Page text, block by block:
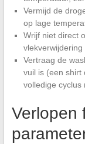
Vermijd de
op lage
Wrijf niet direct
vlekverwijdering
Vertraag de
vuil is (een shirt
volledige cyclus
Verlopen